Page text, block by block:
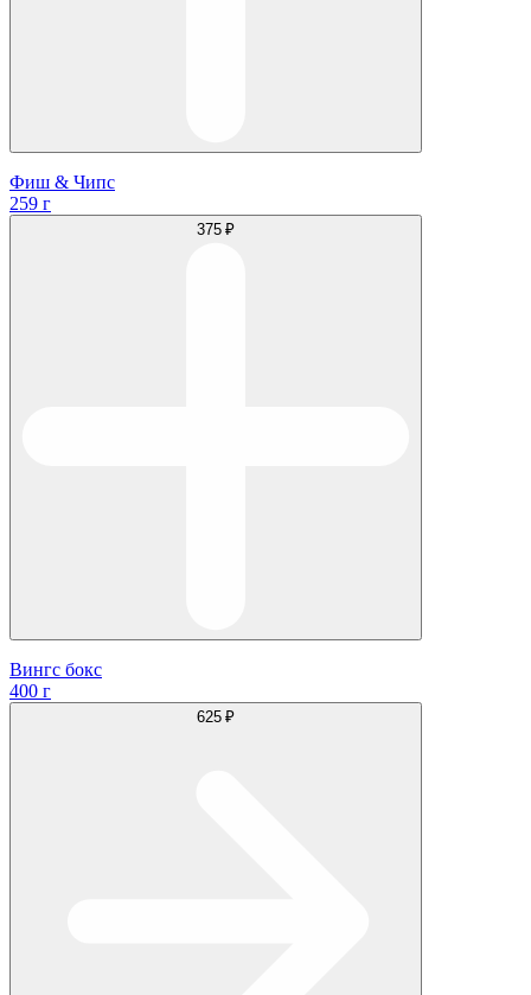
Фиш & Чипс
259 г
375 ₽
Вингс бокс
400 г
625 ₽